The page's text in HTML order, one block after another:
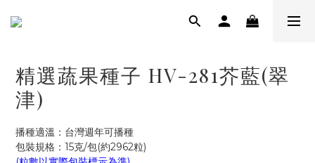
精選蔬果種子 HV-281芥藍(翠
津)
播種適溫：台灣週年可播種
包裝規格：15克/包(約2962粒)